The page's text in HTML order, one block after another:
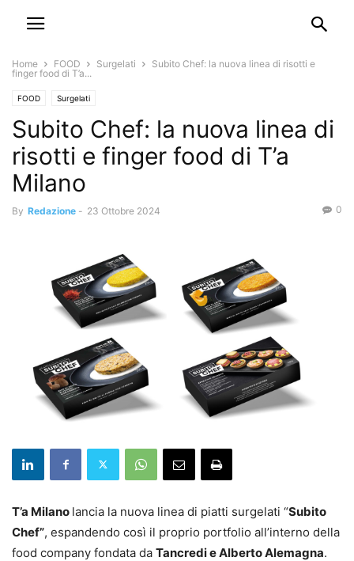
Home FOOD Surgelati
Subito Chef: la nuova linea di risotti e
finger food di T’a...
FOOD Surgelati
Subito Chef: la nuova linea di
risotti e finger food di T’a
Milano
By Redazione - 23 Ottobre 2024 0
T’a Milano lancia la nuova linea di piatti surgelati “Subito
Chef”, espandendo così il proprio portfolio all’interno della
food company fondata da Tancredi e Alberto Alemagna.